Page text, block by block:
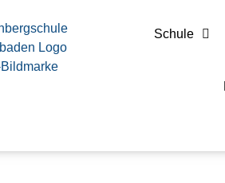
Schule